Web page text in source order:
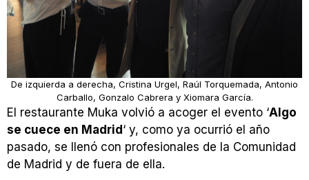
De izquierda a derecha, Cristina Urgel, Raúl Torquemada, Antonio
Carballo, Gonzalo Cabrera y Xiomara García.
El restaurante Muka volvió a acoger el evento ‘Algo
se cuece en Madrid ‘ y, como ya ocurrió el año
pasado, se llenó con profesionales de la Comunidad
de Madrid y de fuera de ella.